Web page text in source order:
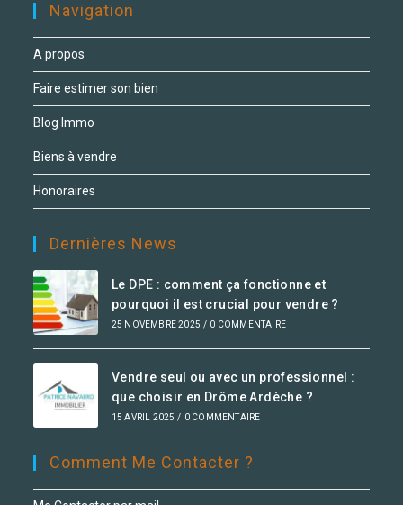
Navigation
A propos
Faire estimer son bien
Blog Immo
Biens à vendre
Honoraires
Dernières News
Le DPE : comment ça fonctionne et
pourquoi il est crucial pour vendre ?
25 NOVEMBRE 2025 / 0 COMMENTAIRE
Vendre seul ou avec un professionnel :
que choisir en Drôme Ardèche ?
15 AVRIL 2025 / 0 COMMENTAIRE
Comment Me Contacter ?